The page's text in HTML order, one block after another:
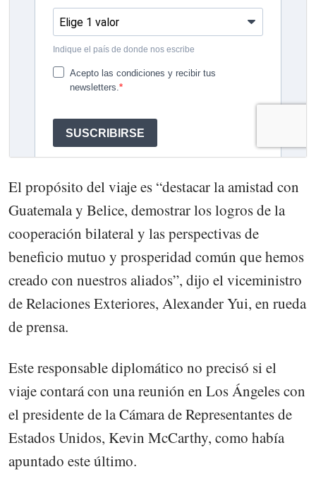
El propósito del viaje es “destacar la amistad con
Guatemala y Belice, demostrar los logros de la
cooperación bilateral y las perspectivas de
beneficio mutuo y prosperidad común que hemos
creado con nuestros aliados”, dijo el viceministro
de Relaciones Exteriores, Alexander Yui, en rueda
de prensa.
Este responsable diplomático no precisó si el
viaje contará con una reunión en Los Ángeles con
el presidente de la Cámara de Representantes de
Estados Unidos, Kevin McCarthy, como había
apuntado este último.